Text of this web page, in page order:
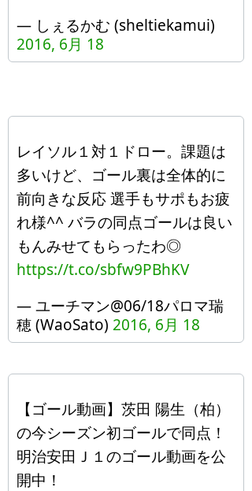
— しぇるかむ (sheltiekamui)
2016, 6月 18
レイソル１対１ドロー。課題は
多いけど、ゴール裏は全体的に
前向きな反応 選手もサポもお疲
れ様^^ バラの同点ゴールは良い
もんみせてもらったわ◎
https://t.co/sbfw9PBhKV
— ユーチマン@06/18パロマ瑞
穂 (WaoSato) 2016, 6月 18
【ゴール動画】茨田 陽生（柏）
の今シーズン初ゴールで同点！
明治安田Ｊ１のゴール動画を公
開中！